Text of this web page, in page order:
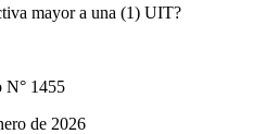
mayor a una (1) UIT?
N° 1455
de 2026